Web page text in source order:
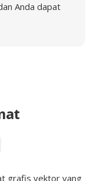
Anda dapat
grafis vektor yang